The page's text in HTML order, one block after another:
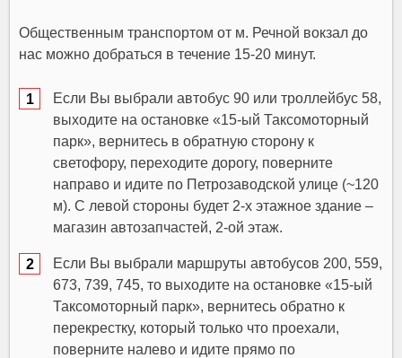
Общественным транспортом от м. Речной вокзал до
нас можно добраться в течение 15-20 минут.
Если Вы выбрали автобус 90 или троллейбус 58,
выходите на остановке «15-ый Таксомоторный
парк», вернитесь в обратную сторону к
светофору, переходите дорогу, поверните
направо и идите по Петрозаводской улице (~120
м). С левой стороны будет 2-х этажное здание –
магазин автозапчастей, 2-ой этаж.
Если Вы выбрали маршруты автобусов 200, 559,
673, 739, 745, то выходите на остановке «15-ый
Таксомоторный парк», вернитесь обратно к
перекрестку, который только что проехали,
поверните налево и идите прямо по